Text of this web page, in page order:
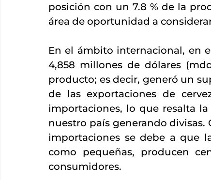
posición con un 7.8 % de la
área de oportunidad a
En el ámbito internacional, en
4,858 millones de dólares
producto; es decir, generó un
de las exportaciones de
importaciones, lo que resalta
nuestro país generando
importaciones se debe a que
como pequeñas, producen
consumidores.